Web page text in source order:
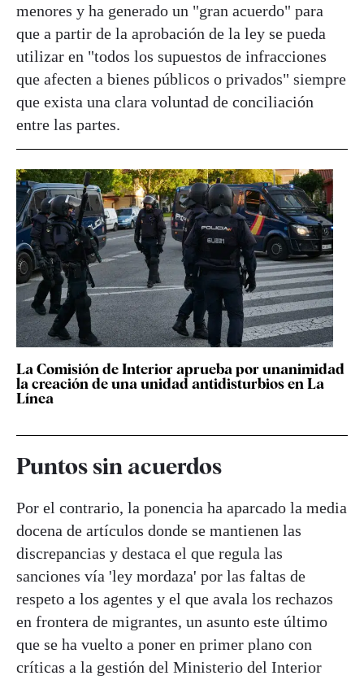
menores y ha generado un "gran acuerdo" para
que a partir de la aprobación de la ley se pueda
utilizar en "todos los supuestos de infracciones
que afecten a bienes públicos o privados" siempre
que exista una clara voluntad de conciliación
entre las partes.
La Comisión de Interior aprueba por unanimidad
la creación de una unidad antidisturbios en La
Línea
Puntos sin acuerdos
Por el contrario, la ponencia ha aparcado la media
docena de artículos donde se mantienen las
discrepancias y destaca el que regula las
sanciones vía 'ley mordaza' por las faltas de
respeto a los agentes y el que avala los rechazos
en frontera de migrantes, un asunto este último
que se ha vuelto a poner en primer plano con
críticas a la gestión del Ministerio del Interior